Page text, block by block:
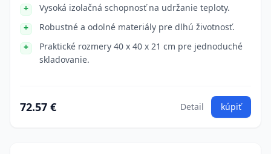
Vysoká izolačná schopnosť na udržanie teploty.
Robustné a odolné materiály pre dlhú životnosť.
Praktické rozmery 40 x 40 x 21 cm pre jednoduché
skladovanie.
72.57 € Detail kúpiť